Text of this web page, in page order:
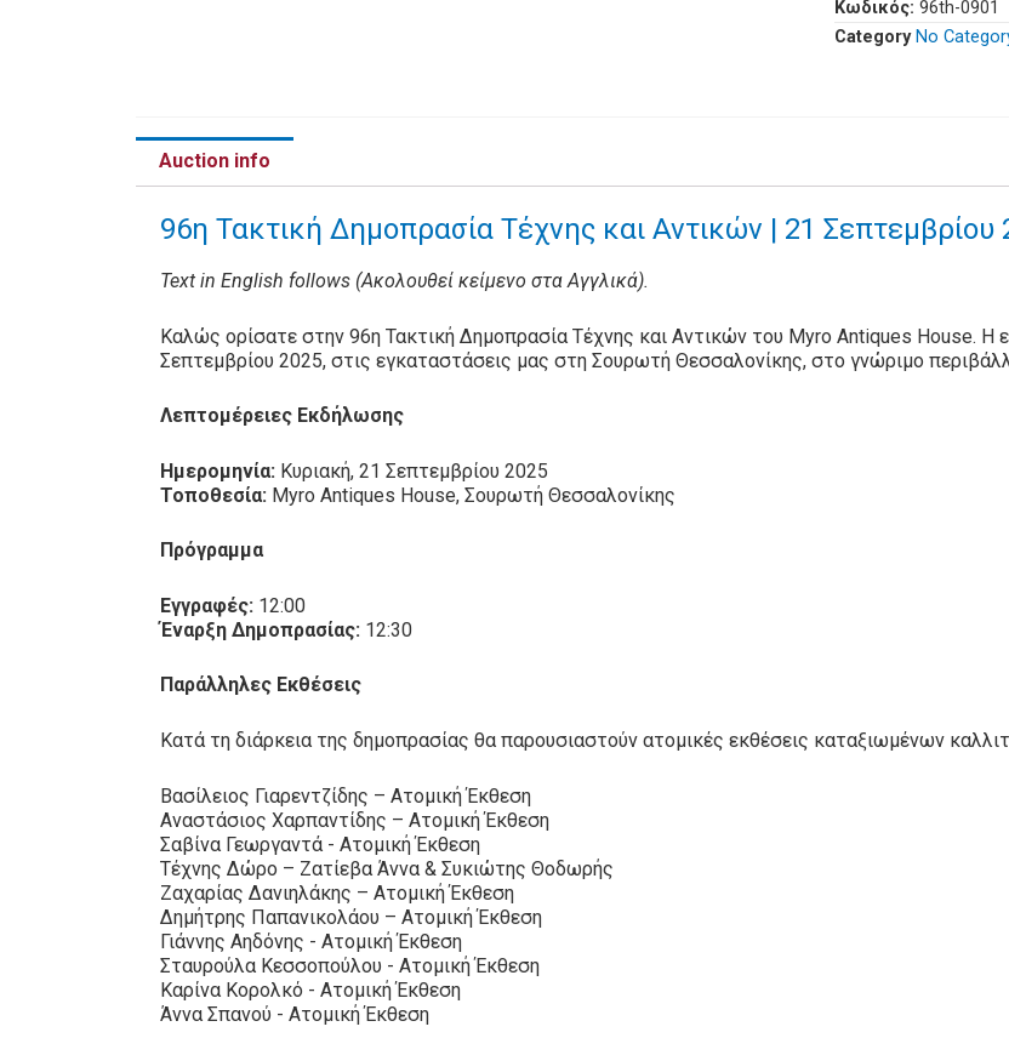
Κωδικός: 96th-0901
Category No
Auction info
96η Τακτική Δημοπρασία Τέχνης και Αντικών | 21 Σεπτεμβρίου
Text in English follows (Ακολουθεί κείμενο στα Αγγλικά).
Καλώς ορίσατε στην 96η Τακτική Δημοπρασία Τέχνης και Αντικών του Myro Antiques House. Η
Σεπτεμβρίου 2025, στις εγκαταστάσεις μας στη Σουρωτή Θεσσαλονίκης, στο γνώριμο
Λεπτομέρειες Εκδήλωσης
Ημερομηνία: Κυριακή, 21 Σεπτεμβρίου 2025
Τοποθεσία: Myro Antiques House, Σουρωτή Θεσσαλονίκης
Πρόγραμμα
Εγγραφές: 12:00
Έναρξη Δημοπρασίας: 12:30
Παράλληλες Εκθέσεις
Κατά τη διάρκεια της δημοπρασίας θα παρουσιαστούν ατομικές εκθέσεις καταξιωμένων
Βασίλειος Γιαρεντζίδης – Ατομική Έκθεση
Αναστάσιος Χαρπαντίδης – Ατομική Έκθεση
Σαβίνα Γεωργαντά - Ατομική Έκθεση
Τέχνης Δώρο – Ζατίεβα Άννα & Συκιώτης Θοδωρής
Ζαχαρίας Δανιηλάκης – Ατομική Έκθεση
Δημήτρης Παπανικολάου – Ατομική Έκθεση
Γιάννης Αηδόνης - Ατομική Έκθεση
Σταυρούλα Κεσσοπούλου - Ατομική Έκθεση
Καρίνα Κορολκό - Ατομική Έκθεση
Άννα Σπανού - Ατομική Έκθεση